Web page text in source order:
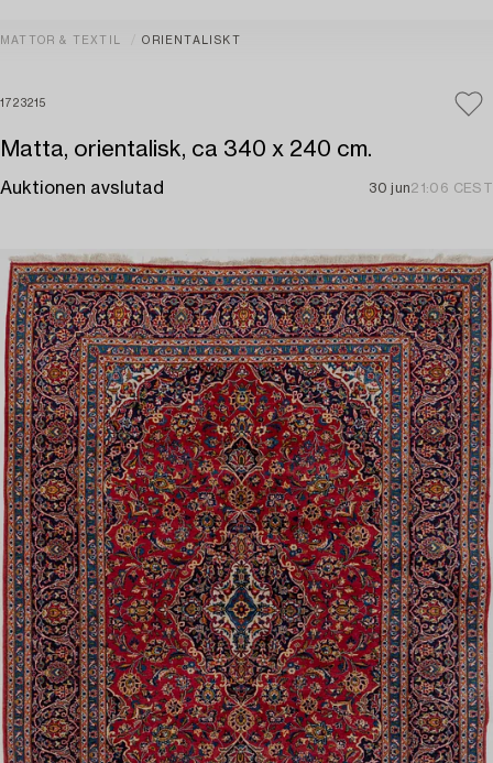
MATTOR & TEXTIL ORIENTALISKT
1723215
Matta, orientalisk, ca 340 x 240 cm.
Auktionen avslutad 30 jun21:06 CEST